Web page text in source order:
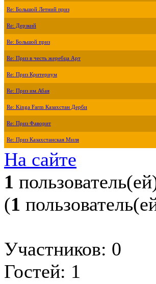
Re: Большой Летний приз
Re: Дерзкий
Re: Большой приз
Re: Приз в честь жеребца Арт
Re: Приз Критериум
Re: Приз им.Абая
Re: Kinga Farm Казахстан Дерби
Re: Приз Фаворит
Re: Приз Казахстанская Миля
На сайте
1
(1
Участников: 0
Гостей: 1